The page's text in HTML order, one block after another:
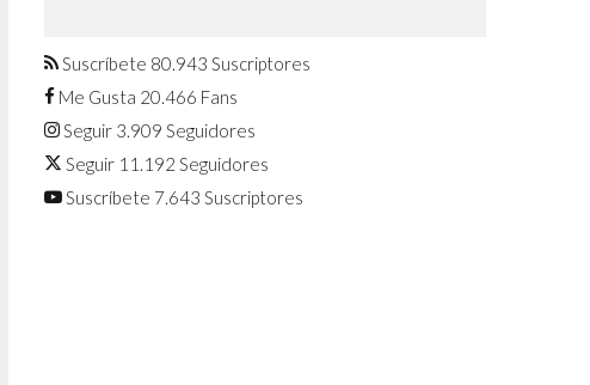
agosto
Suscríbete 80.943 Suscriptores
Me Gusta 20.466 Fans
Seguir 3.909 Seguidores
Seguir 11.192 Seguidores
Suscríbete 7.643 Suscriptores